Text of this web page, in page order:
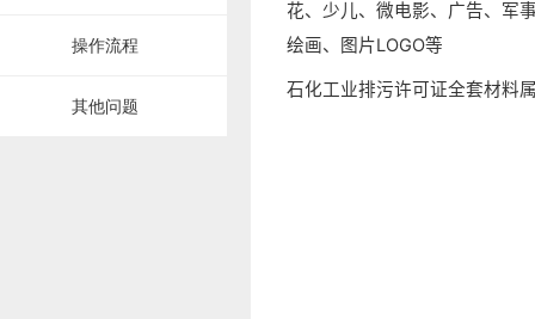
操作流程
其他问题
花、少儿、微电影、广告、军
绘画、图片LOGO等
石化工业排污许可证全套材料